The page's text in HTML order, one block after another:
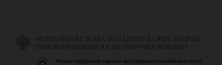
ФЕДЕРАЛЬНАЯ СЛУЖБА ПО НАДЗОРУ В СФЕРЕ ЗАЩИТЫ
ПРАВ ПОТРЕБИТЕЛЕЙ И БЛАГОПОЛУЧИЯ ЧЕЛОВЕКА
Нижегородский научно-исследовательский институт